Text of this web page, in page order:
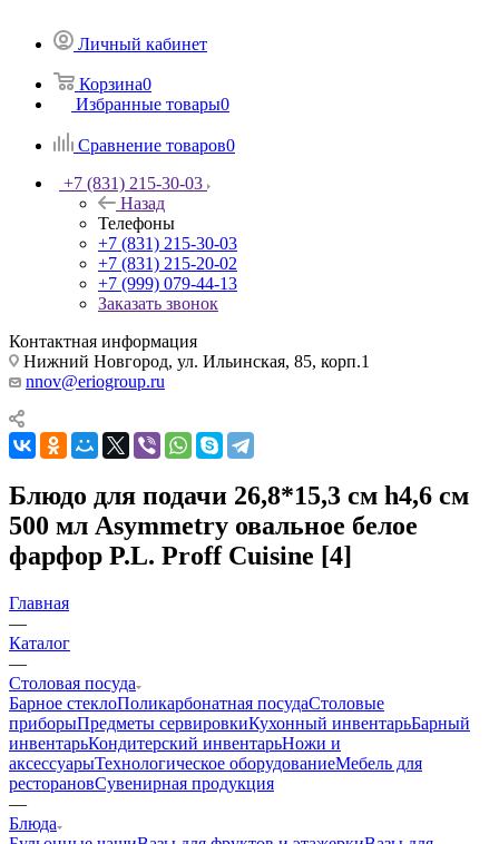
Личный кабинет
Корзина0
Избранные товары0
Сравнение товаров0
+7 (831) 215-30-03
Назад
Телефоны
+7 (831) 215-30-03
+7 (831) 215-20-02
+7 (999) 079-44-13
Заказать звонок
Контактная информация
Нижний Новгород, ул. Ильинская, 85, корп.1
nnov@eriogroup.ru
Блюдо для подачи 26,8*15,3 см h4,6 см
500 мл Asymmetry овальное белое
фарфор P.L. Proff Cuisine [4]
Главная
—
Каталог
—
Столовая посуда
Барное стеклоПоликарбонатная посудаСтоловые
приборыПредметы сервировкиКухонный инвентарьБарный
инвентарьКондитерский инвентарьНожи и
аксессуарыТехнологическое оборудованиеМебель для
ресторановСувенирная продукция
—
Блюда